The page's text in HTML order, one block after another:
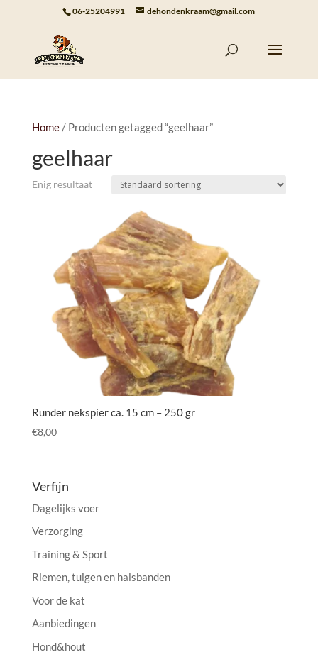
06-25204991 dehondenkraam@gmail.com
Home/ Producten getagged “geelhaar”
geelhaar
Enig resultaat
Runder nekspier ca. 15 cm – 250 gr
€8,00
Verfijn
Dagelijks voer
Verzorging
Training & Sport
Riemen, tuigen en halsbanden
Voor de kat
Aanbiedingen
Hond&hout